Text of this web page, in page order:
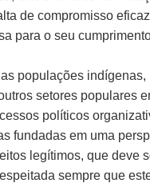
de compromisso
para o seu
populações indígenas,
setores populares
políticos
fundadas em uma
legítimos, que deve
sempre que